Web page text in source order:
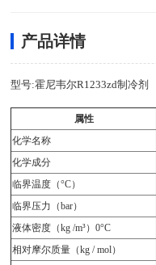
产品详情
型号:霍尼韦尔R1233zd制冷剂
属性
化学名称
化学成分
临界温度（°C）
临界压力（bar）
液体密度（kg /m³）0°C
相对摩尔质量（kg / mol）